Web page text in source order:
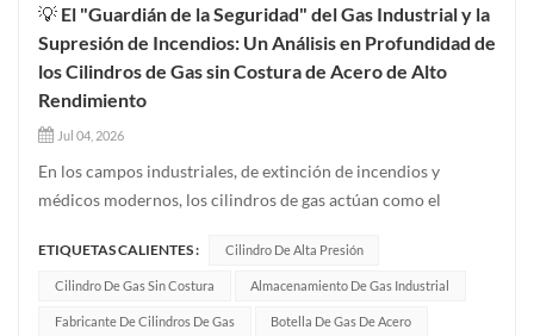
💡 El "Guardián de la Seguridad" del Gas Industrial y la
Supresión de Incendios: Un Análisis en Profundidad de
los Cilindros de Gas sin Costura de Acero de Alto
Rendimiento
Jul 04, 2026
En los campos industriales, de extinción de incendios y
médicos modernos, los cilindros de gas actúan como el
más de cerca a un cilindro de alta calidad. Cilindro de gas de
acero sin costura Fabricado siguiendo estrictamente los más
altos...
ETIQUETAS CALIENTES : Cilindro De Alta Presión
Cilindro De Gas Sin Costura Almacenamiento De Gas Industrial
Fabricante De Cilindros De Gas Botella De Gas De Acero